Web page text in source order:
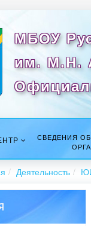
МБОУ
им. М.Н.
СВЕДЕНИЯ
Деятельность